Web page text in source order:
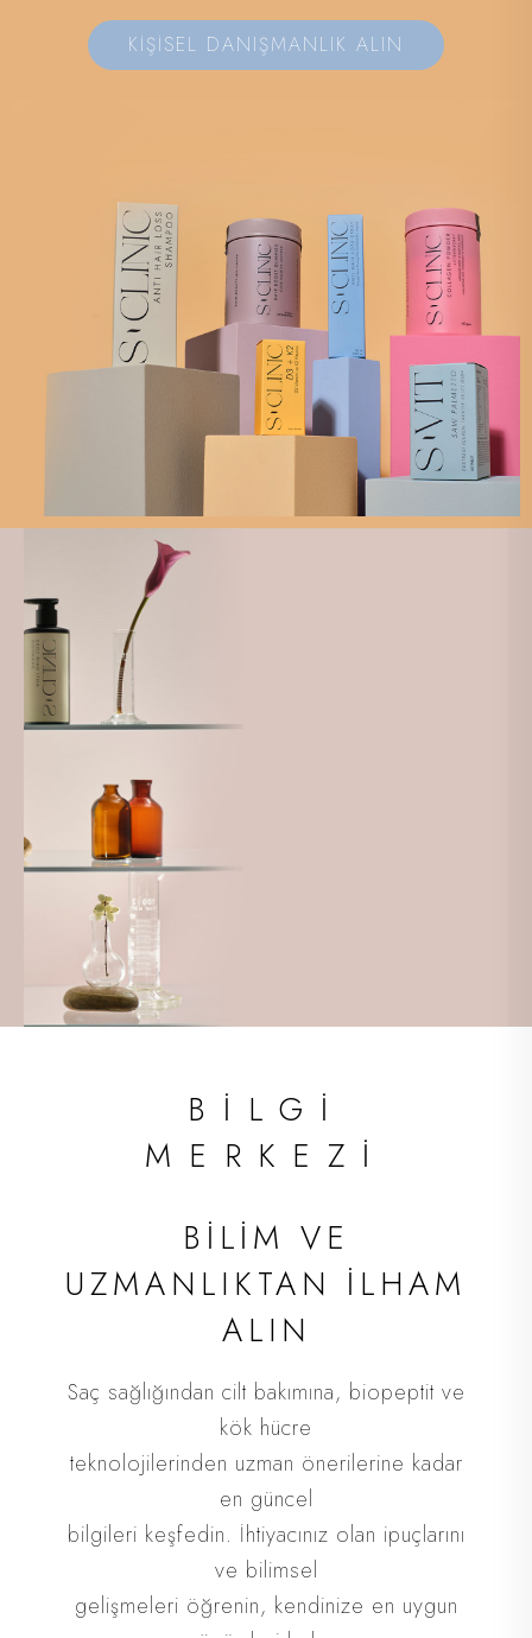
KİŞİSEL DANIŞMANLIK ALIN
RANDEVU &
İLETİŞİM
en uygun
tedavi planını oluşturmak için randevunuzu alın.
Ankara merkezli kliniğimizin yanı sıra Türkiye
genelinde
ŞUBELER
BİLGİ
MERKEZİ
BİLİM VE
UZMANLIKTAN İLHAM
ALIN
Saç sağlığından cilt bakımına, biopeptit ve
kök hücre
teknolojilerinden uzman önerilerine kadar
en güncel
bilgileri keşfedin. İhtiyacınız olan ipuçlarını
ve bilimsel
gelişmeleri öğrenin, kendinize en uygun